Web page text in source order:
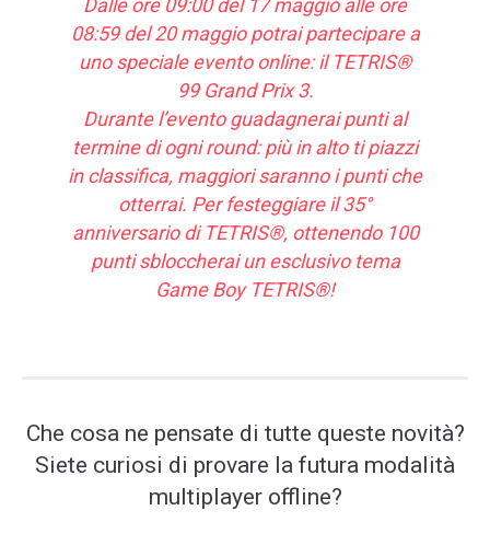
Dalle ore 09:00 del 17 maggio alle ore
08:59 del 20 maggio potrai partecipare a
uno speciale evento online: il TETRIS®
99 Grand Prix 3.
Durante l’evento guadagnerai punti al
termine di ogni round: più in alto ti piazzi
in classifica, maggiori saranno i punti che
otterrai. Per festeggiare il 35°
anniversario di TETRIS®, ottenendo 100
punti sbloccherai un esclusivo tema
Game Boy TETRIS®!
Che cosa ne pensate di tutte queste novità?
Siete curiosi di provare la futura modalità
multiplayer offline?